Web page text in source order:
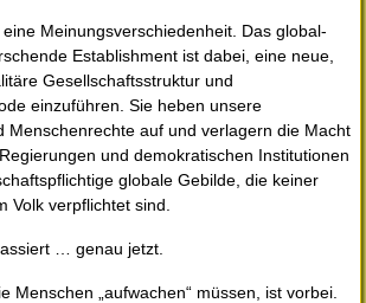
Meinungsverschiedenheit. Das global-
Establishment ist dabei, eine neue,
Gesellschaftsstruktur und
einzuführen. Sie heben unsere
Menschenrechte auf und verlagern die Macht
und demokratischen Institutionen
globale Gebilde, die keiner
Volk verpflichtet sind.
… genau jetzt.
Menschen „aufwachen“ müssen, ist vorbei.